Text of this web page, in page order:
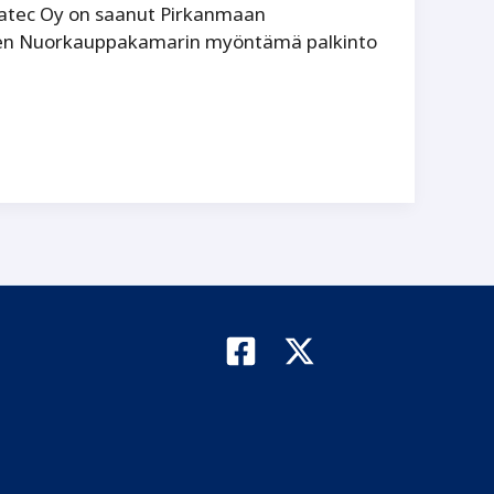
Oy on saanut Pirkanmaan
Nuorkauppakamarin myöntämä palkinto